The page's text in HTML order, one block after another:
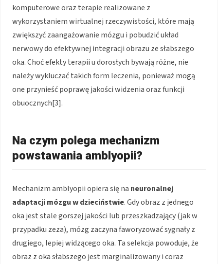
komputerowe oraz terapie realizowane z
wykorzystaniem wirtualnej rzeczywistości, które mają
zwiększyć zaangażowanie mózgu i pobudzić układ
nerwowy do efektywnej integracji obrazu ze słabszego
oka. Choć efekty terapii u dorosłych bywają różne, nie
należy wykluczać takich form leczenia, ponieważ mogą
one przynieść poprawę jakości widzenia oraz funkcji
obuocznych[3].
Na czym polega mechanizm
powstawania amblyopii?
Mechanizm amblyopii opiera się na neuronalnej
adaptacji mózgu w dzieciństwie. Gdy obraz z jednego
oka jest stale gorszej jakości lub przeszkadzający (jak w
przypadku zeza), mózg zaczyna faworyzować sygnały z
drugiego, lepiej widzącego oka. Ta selekcja powoduje, że
obraz z oka słabszego jest marginalizowany i coraz